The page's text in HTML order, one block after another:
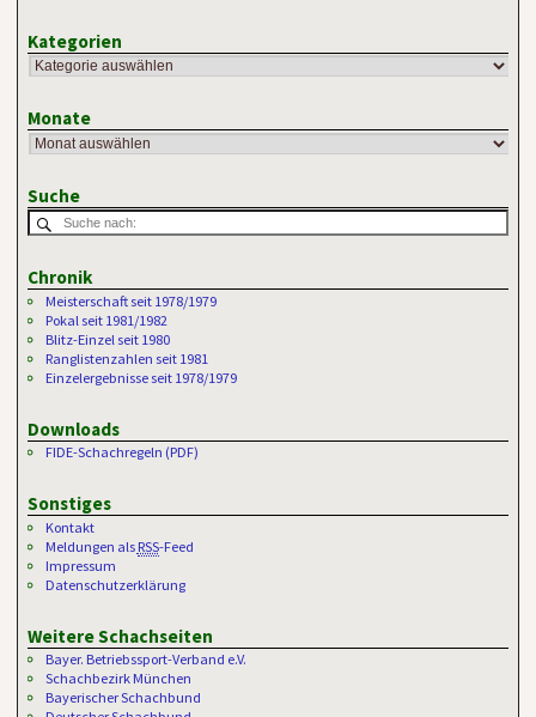
Kategorien
Monate
Suche
Chronik
Meisterschaft seit 1978/1979
Pokal seit 1981/1982
Blitz-Einzel seit 1980
Ranglistenzahlen seit 1981
Einzelergebnisse seit 1978/1979
Downloads
FIDE-Schachregeln (PDF)
Sonstiges
Kontakt
Meldungen als RSS-Feed
Impressum
Datenschutzerklärung
Weitere Schachseiten
Bayer. Betriebssport-Verband e.V.
Schachbezirk München
Bayerischer Schachbund